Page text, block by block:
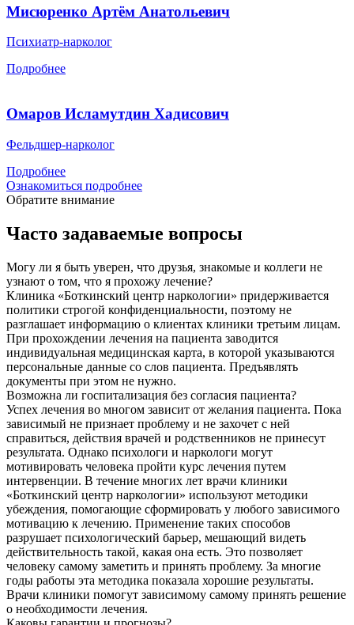
Мисюренко Артём Анатольевич
Психиатр-нарколог
Подробнее
Омаров Исламутдин Хадисович
Фельдшер-нарколог
Подробнее
Ознакомиться подробнее
Обратите внимание
Часто задаваемые вопросы
Могу ли я быть уверен, что друзья, знакомые и коллеги не
узнают о том, что я прохожу лечение?
Клиника «Боткинский центр наркологии» придерживается
политики строгой конфиденциальности, поэтому не
разглашает информацию о клиентах клиники третьим лицам.
При прохождении лечения на пациента заводится
индивидуальная медицинская карта, в которой указываются
персональные данные со слов пациента. Предъявлять
документы при этом не нужно.
Возможна ли госпитализация без согласия пациента?
Успех лечения во многом зависит от желания пациента. Пока
зависимый не признает проблему и не захочет с ней
справиться, действия врачей и родственников не принесут
результата. Однако психологи и наркологи могут
мотивировать человека пройти курс лечения путем
интервенции. В течение многих лет врачи клиники
«Боткинский центр наркологии» используют методики
убеждения, помогающие сформировать у любого зависимого
мотивацию к лечению. Применение таких способов
разрушает психологический барьер, мешающий видеть
действительность такой, какая она есть. Это позволяет
человеку самому заметить и принять проблему. За многие
годы работы эта методика показала хорошие результаты.
Врачи клиники помогут зависимому самому принять решение
о необходимости лечения.